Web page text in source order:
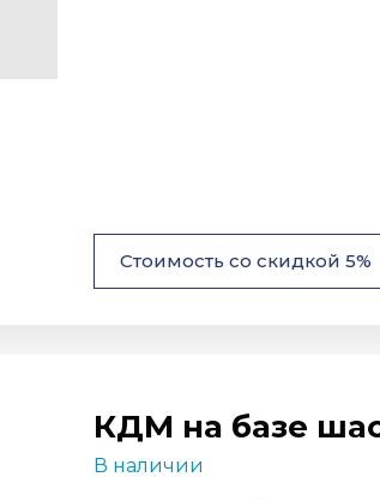
Стоимость со скидкой 5%
КДМ на базе
В наличии